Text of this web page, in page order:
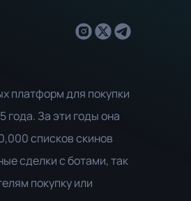
Капсула с Автографами
Капсула с Наклейками
Ящик с музыкой
Коллекционные Предметы
Zeus x27
платформ для покупки
года. За эти годы она
списков скинов
сделки с ботами, так
покупку или